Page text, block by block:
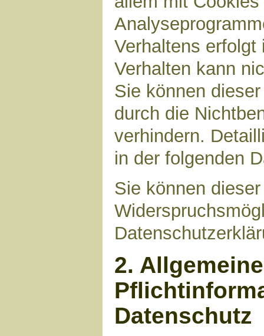
Verhaltens
Verhalten kann
Sie können
durch die
verhindern.
in der folgenden
Sie können
2.
Datenschutz